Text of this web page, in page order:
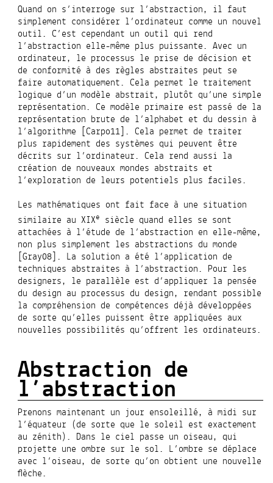
Quand on s’interroge sur l’abstraction, il faut
simplement considérer l’ordinateur comme un nouvel
outil. C’est cependant un outil qui rend
l’abstraction elle-même plus puissante. Avec un
ordinateur, le processus le prise de décision et
de conformité à des règles abstraites peut se
faire automatiquement. Cela permet le traitement
logique d’un modèle abstrait, plutôt qu’une simple
représentation. Ce modèle primaire est passé de la
représentation brute de l’alphabet et du dessin à
l’algorithme [Carpo11]. Cela permet de traiter
plus rapidement des systèmes qui peuvent être
décrits sur l’ordinateur. Cela rend aussi la
création de nouveaux mondes abstraits et
l’exploration de leurs potentiels plus faciles.
Les mathématiques ont fait face à une situation
similaire au XIXe siècle quand elles se sont
attachées à l’étude de l’abstraction en elle-même,
non plus simplement les abstractions du monde
[Gray08]. La solution a été l’application de
techniques abstraites à l’abstraction. Pour les
designers, le parallèle est d’appliquer la pensée
du design au processus du design, rendant possible
la compréhension de compétences déjà développées
de sorte qu’elles puissent être appliquées aux
nouvelles possibilités qu’offrent les ordinateurs.
Abstraction de
l’abstraction
Prenons maintenant un jour ensoleillé, à midi sur
l’équateur (de sorte que le soleil est exactement
au zénith). Dans le ciel passe un oiseau, qui
projette une ombre sur le sol. L’ombre se déplace
avec l’oiseau, de sorte qu’on obtient une nouvelle
flèche.